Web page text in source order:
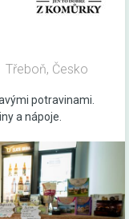
Třeboň, Česko
potravinami.
a nápoje.